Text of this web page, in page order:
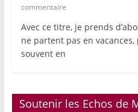
commentaire
Avec ce titre, je prends
ne partent pas en
souvent en
Soutenir les Echos de